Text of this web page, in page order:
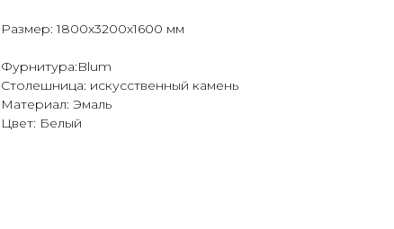
Размер: 1800х3200х1600 мм
Фурнитура:Blum
Столешница: искусственный камень
Материал: Эмаль
Цвет: Белый